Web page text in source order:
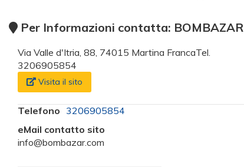
Per Informazioni contatta: BOMBAZAR
Via Valle d'Itria, 88, 74015 Martina FrancaTel.
3206905854
Visita il sito
Telefono 3206905854
eMail contatto sito
info@bombazar.com